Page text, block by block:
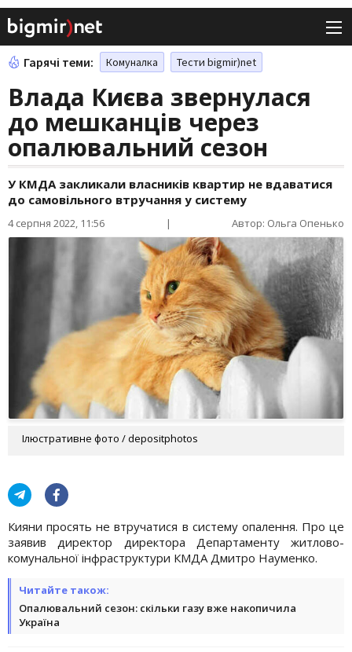
Гарячі теми: Комуналка Тести bigmir)net
Влада Києва звернулася
до мешканців через
опалювальний сезон
У КМДА закликали власників квартир не вдаватися
до самовільного втручання у систему
4 серпня 2022, 11:56 | Автор: Ольга Опенько
Ілюстративне фото / depositphotos
Кияни просять не втручатися в систему опалення. Про це
заявив директор директора Департаменту житлово-
комунальної інфраструктури КМДА Дмитро Науменко.
Читайте також:
Опалювальний сезон: скільки газу вже накопичила
Україна